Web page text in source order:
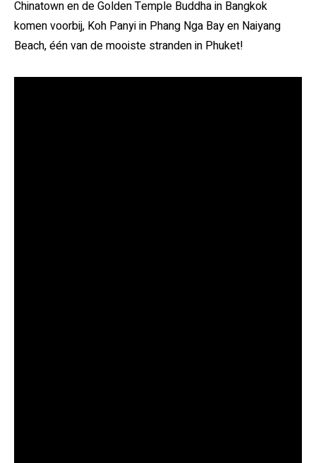
Chinatown en de Golden Temple Buddha in Bangkok
komen voorbij, Koh Panyi in Phang Nga Bay en Naiyang
Beach, één van de mooiste stranden in Phuket!